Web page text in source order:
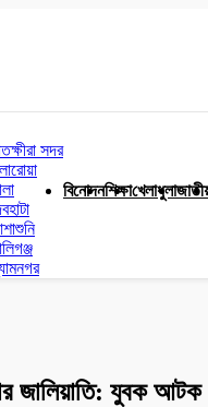
সদর
বিনোদনশিক্ষাখেলাধুলা
জালিয়াতি: যুবক আটক